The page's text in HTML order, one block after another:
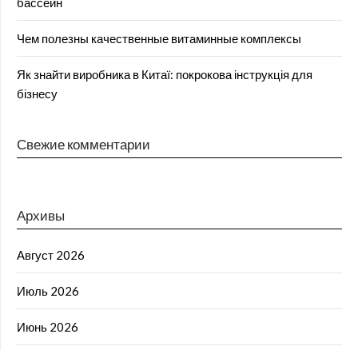
Чем полезны качественные витаминные комплексы
Як знайти виробника в Китаї: покрокова інструкція для
бізнесу
Свежие комментарии
Архивы
Август 2026
Июль 2026
Июнь 2026